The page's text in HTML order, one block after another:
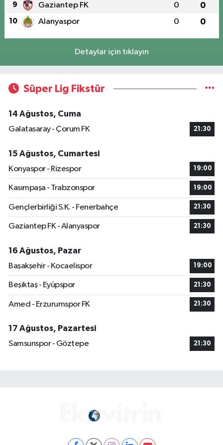
9 Gaziantep FK 0 0
10 Alanyaspor 0 0
Detaylar için tıklayın
Süper Lig Fikstür
14 Ağustos, Cuma
Galatasaray - Çorum FK
21:30
15 Ağustos, Cumartesi
Konyaspor - Rizespor
19:00
Kasımpaşa - Trabzonspor 19:00
Gençlerbirliği S.K. - Fenerbahçe 21:30
Gaziantep FK - Alanyaspor 21:30
16 Ağustos, Pazar
Başakşehir - Kocaelispor
19:00
Beşiktaş - Eyüpspor 21:30
Amed - Erzurumspor FK 21:30
17 Ağustos, Pazartesi
Samsunspor - Göztepe
21:30